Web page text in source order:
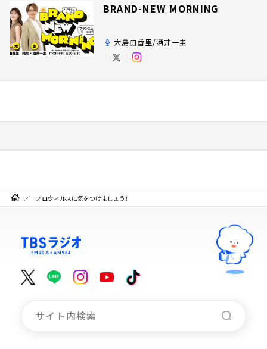
BRAND-NEW MORNING
大島由香里/酒井一圭
ノロウィルスに気をつけましょう！